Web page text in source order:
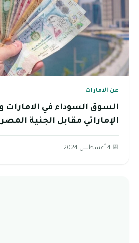
عن الامارات
السوق السوداء في الامارات
الإماراتي مقابل الجنية
📅 4 أغسطس 2024